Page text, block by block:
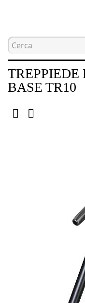
Home
BASE TR10